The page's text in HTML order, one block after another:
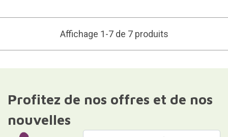
Affichage 1-7 de 7 produits
Profitez de nos offres et de nos
nouvelles